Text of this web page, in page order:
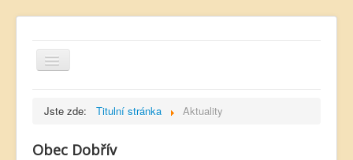
Jste zde: Titulní stránka Aktuality
Obec Dobřív